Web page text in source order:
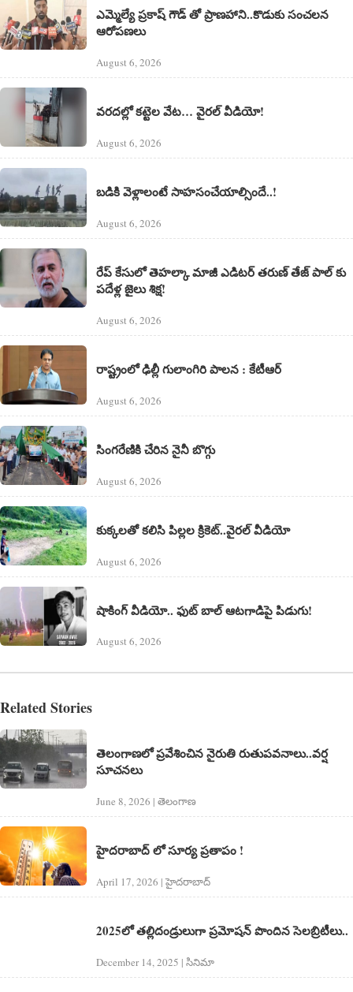
ఎమ్మెల్యే ప్రకాష్ గౌడ్ తో ప్రాణహాని..కొడుకు సంచలన
ఆరోపణలు
August 6, 2026
వరదల్లో కట్టెల వేట… వైరల్ వీడియో!
August 6, 2026
బడికి వెళ్లాలంటే సాహసంచేయాల్సిందే..!
August 6, 2026
రేప్ కేసులో తెహల్కా మాజీ ఎడిటర్ తరుణ్ తేజ్ పాల్ కు
పదేళ్ల జైలు శిక్ష!
August 6, 2026
రాష్ట్రంలో ఢిల్లీ గులాంగిరి పాలన : కేటీఆర్
August 6, 2026
సింగరేణికి చేరిన నైనీ బొగ్గు
August 6, 2026
కుక్కలతో కలిసి పిల్లల క్రికెట్..వైరల్ వీడియో
August 6, 2026
షాకింగ్ వీడియో.. ఫుట్ బాల్ ఆటగాడిపై పిడుగు!
August 6, 2026
Related Stories
తెలంగాణలో ప్రవేశించిన నైరుతి రుతుపవనాలు..వర్ష
సూచనలు
June 8, 2026 | తెలంగాణ‌
హైదరాబాద్ లో సూర్య ప్రతాపం !
April 17, 2026 | హైదరాబాద్​
2025లో తల్లిదండ్రులుగా ప్రమోషన్ పొందిన సెలబ్రిటీలు..
December 14, 2025 | సినిమా